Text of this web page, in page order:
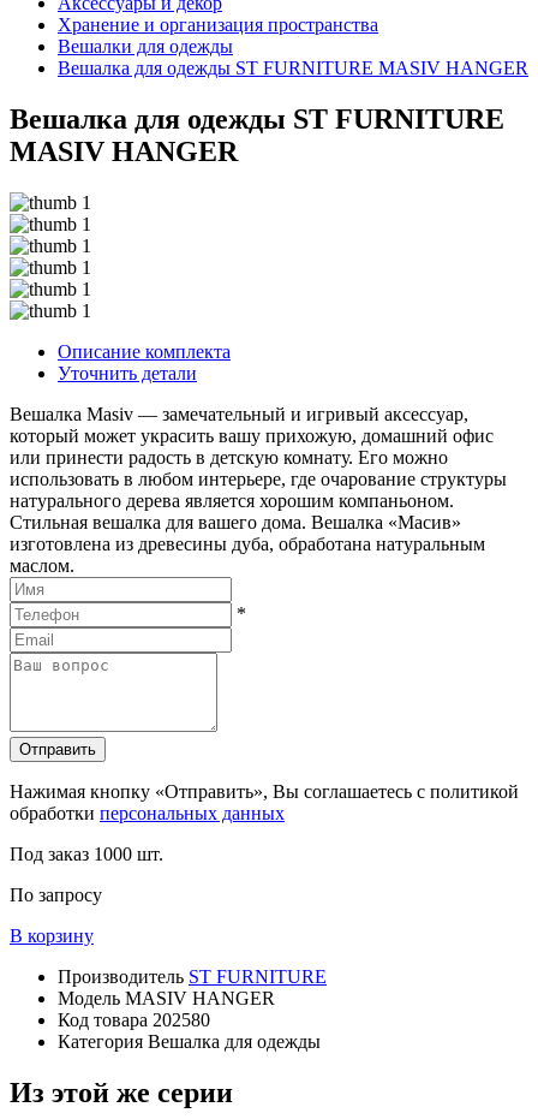
Хранение и организация пространства
Вешалки для одежды
Вешалка для одежды ST FURNITURE MASIV HANGER
Вешалка для одежды ST FURNITURE
MASIV HANGER
Описание комплекта
Уточнить детали
Вешалка Masiv — замечательный и игривый аксессуар,
который может украсить вашу прихожую, домашний офис
или принести радость в детскую комнату. Его можно
использовать в любом интерьере, где очарование структуры
натурального дерева является хорошим компаньоном.
Стильная вешалка для вашего дома. Вешалка «Масив»
изготовлена из древесины дуба, обработана натуральным
маслом.
*
Отправить
Нажимая кнопку «Отправить», Вы соглашаетесь с политикой
обработки персональных данных
Под заказ 1000 шт.
По запросу
В корзину
Производитель ST FURNITURE
Модель MASIV HANGER
Код товара 202580
Категория Вешалка для одежды
Из этой же серии